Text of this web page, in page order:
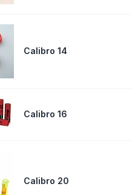
Calibro 14
Calibro 16
Calibro 20